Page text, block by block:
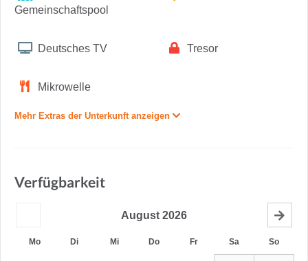
Gemeinschaftspool
Deutsches TV Tresor
Mikrowelle
Mehr Extras der Unterkunft anzeigen
Verfügbarkeit
August 2026
Mo Di Mi Do Fr Sa So